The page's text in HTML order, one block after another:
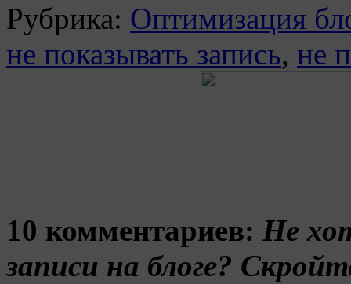
Рубрика: Оптимизация
не показывать запись, не
10 комментариев: Не
записи на блоге?